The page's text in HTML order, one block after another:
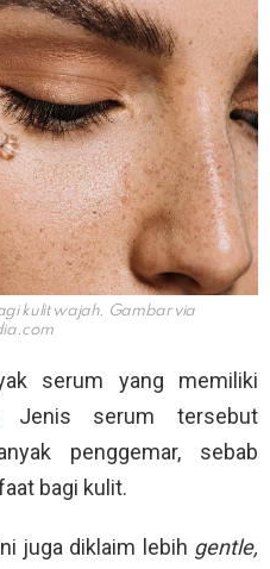
kulit wajah. Gambar via
serum yang memiliki
Jenis serum tersebut
penggemar, sebab
bagi kulit.
juga diklaim lebih gentle,